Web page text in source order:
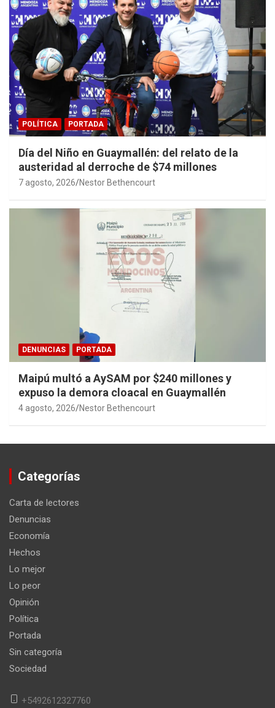
POLÍTICA PORTADA
Día del Niño en Guaymallén: del relato de la
austeridad al derroche de $74 millones
7 agosto, 2026 Nestor Bethencourt
DENUNCIAS PORTADA
Maipú multó a AySAM por $240 millones y
expuso la demora cloacal en Guaymallén
4 agosto, 2026 Nestor Bethencourt
Categorías
Carta de lectores
Denuncias
Economía
Hechos
Lo mejor
Lo peor
Opinión
Política
Portada
Sin categoría
Sociedad
+5492612327760